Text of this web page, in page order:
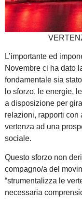
L’importante ed
Novembre ci ha dato
fondamentale sia
lo sforzo, le energie,
a disposizione per
relazioni, rapporti con
vertenza ad una
sociale.
Questo sforzo non
compagno/a del
“strumentalizza le
necessaria